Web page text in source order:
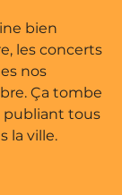
•
bien
les concerts
nos
Ça tombe
publiant tous
la ville.